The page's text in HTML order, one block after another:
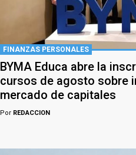
FINANZAS PERSONALES
BYMA Educa abre la
cursos de agosto sobre
mercado de capitales
Por REDACCION